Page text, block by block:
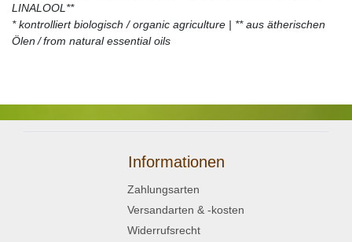
LINALOOL**
* kontrolliert biologisch / organic agriculture | ** aus ätherischen
Ölen / from natural essential oils
Informationen
Zahlungsarten
Versandarten & -kosten
Widerrufsrecht